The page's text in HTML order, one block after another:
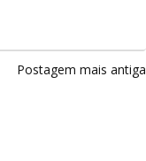
Postagem mais antiga